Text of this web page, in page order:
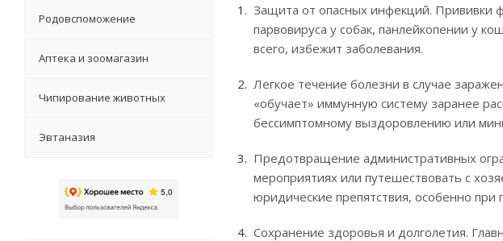
Защита от опасных инфекций. Прививки
парвовируса у собак, панлейкопении у
всего, избежит заболевания.
Легкое течение болезни в случае
«обучает» иммунную систему заранее
бессимптомному выздоровлению или
Предотвращение административных
мероприятиях или путешествовать с
юридические препятствия, особенно при
Сохранение здоровья и долголетия.
Родовспоможение
Аптека и зоомагазин
Чипирование животных
Эвтаназия